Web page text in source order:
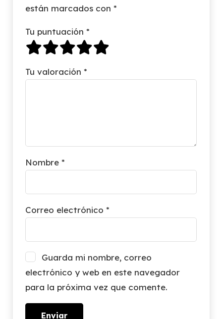
están marcados con *
Tu puntuación *
Tu valoración *
Nombre *
Correo electrónico *
Guarda mi nombre, correo
electrónico y web en este navegador
para la próxima vez que comente.